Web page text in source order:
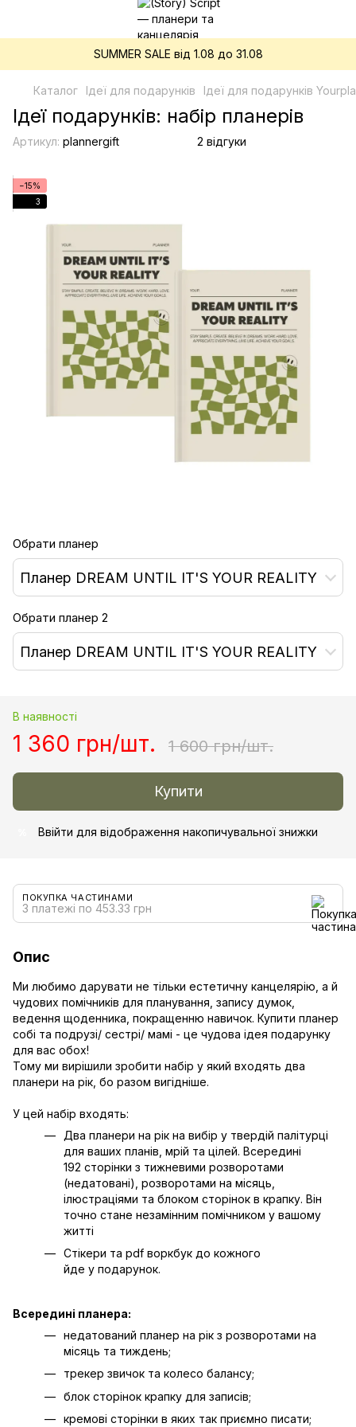
SUMMER SALE від 1.08 до 31.08
Каталог Ідеї для подарунків Ідеї для подарунків
Ідеї подарунків: набір планерів
Артикул: plannergift 2 відгуки
−15%
3
Обрати планер
Планер DREAM UNTIL IT'S YOUR REALITY
Обрати планер 2
Планер DREAM UNTIL IT'S YOUR REALITY
В наявності
1 360 грн/шт. 1 600 грн/шт.
Купити
Ввійти для відображення накопичувальної знижки
ПОКУПКА ЧАСТИНАМИ
3 платежі по 453.33 грн
Опис
Ми любимо дарувати не тільки естетичну канцелярію, а й
чудових помічників для планування, запису думок,
ведення щоденника, покращенню навичок. Купити планер
собі та подрузі/ сестрі/ мамі - це чудова ідея подарунку
для вас обох!
Тому ми вирішили зробити набір у який входять два
планери на рік, бо разом вигідніше.
У цей набір входять:
Два планери на рік на вибір у твердій палітурці
для ваших планів, мрій та цілей. Всередині
192 сторінки з тижневими розворотами
(недатовані), розворотами на місяць,
ілюстраціями та блоком сторінок в крапку. Він
точно стане незамінним помічником у вашому
житті
Стікери та pdf воркбук до кожного
йде у подарунок.
Всередині планера:
недатований планер на рік з розворотами на
місяць та тиждень;
трекер звичок та колесо балансу;
блок сторінок крапку для записів;
кремові сторінки в яких так приємно писати;